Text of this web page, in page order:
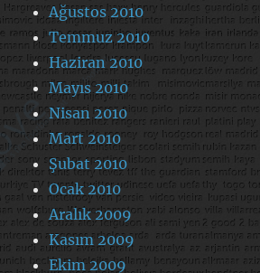
Ağustos 2010
Temmuz 2010
Haziran 2010
Mayıs 2010
Nisan 2010
Mart 2010
Şubat 2010
Ocak 2010
Aralık 2009
Kasım 2009
Ekim 2009